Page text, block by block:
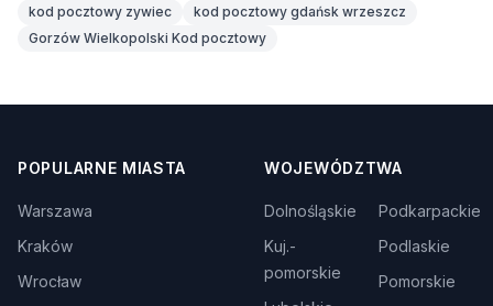
kod pocztowy zywiec
kod pocztowy gdańsk wrzeszcz
Gorzów Wielkopolski Kod pocztowy
POPULARNE MIASTA
Warszawa
Kraków
Wrocław
WOJEWÓDZTWA
Dolnośląskie
Kuj.-
pomorskie
Podkarpackie
Podlaskie
Pomorskie